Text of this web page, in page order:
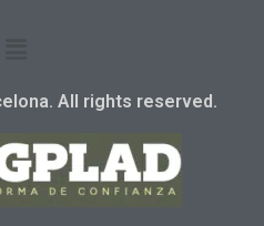
All rights reserved.